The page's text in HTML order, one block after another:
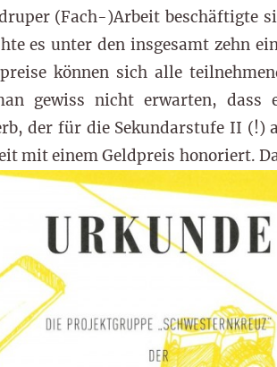
(Fach-)Arbeit beschäftigte
es unter den insgesamt zehn
können sich alle
gewiss nicht erwarten,
der für die Sekundarstufe II (!)
mit einem Geldpreis honoriert.